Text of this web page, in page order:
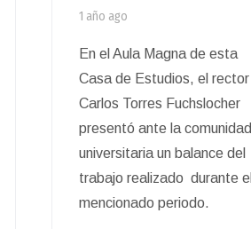
1 año ago
En el Aula Magna de esta
Casa de Estudios, el rector
Carlos Torres Fuchslocher
presentó ante la comunidad
universitaria un balance del
trabajo realizado durante el
mencionado periodo.